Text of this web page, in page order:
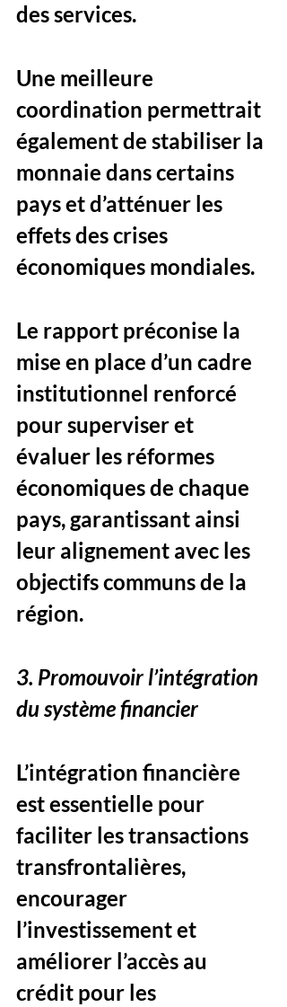
des services.
Une meilleure
coordination permettrait
également de stabiliser la
monnaie dans certains
pays et d’atténuer les
effets des crises
économiques mondiales.
Le rapport préconise la
mise en place d’un cadre
institutionnel renforcé
pour superviser et
évaluer les réformes
économiques de chaque
pays, garantissant ainsi
leur alignement avec les
objectifs communs de la
région.
3. Promouvoir l’intégration
du système financier
L’intégration financière
est essentielle pour
faciliter les transactions
transfrontalières,
encourager
l’investissement et
améliorer l’accès au
crédit pour les